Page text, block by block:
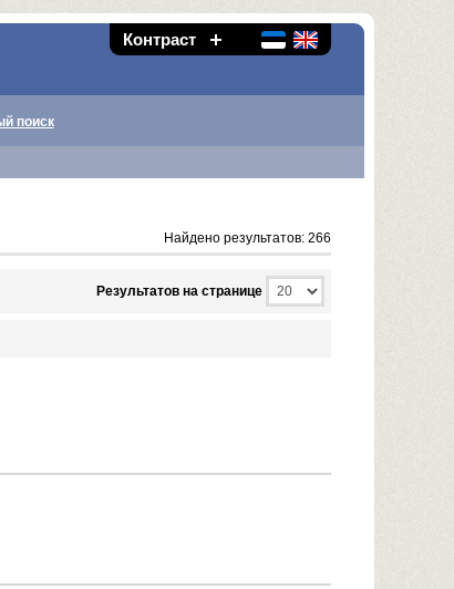
Контраст
поиск
Найдено результатов: 266
Результатов на странице